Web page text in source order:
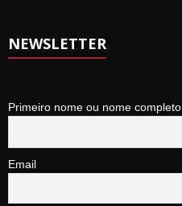
NEWSLETTER
Primeiro nome ou nome completo
Email